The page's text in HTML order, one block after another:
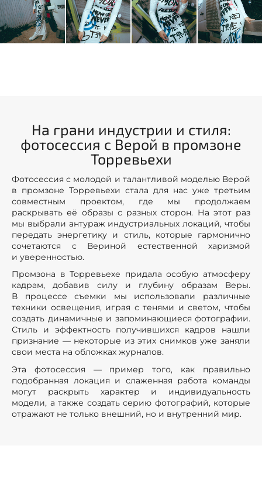
На грани индустрии и стиля:
фотосессия с Верой в промзоне
Торревьехи
Фотосессия с молодой и талантливой моделью Верой
в промзоне Торревьехи стала для нас уже третьим
совместным проектом, где мы продолжаем
раскрывать её образы с разных сторон. На этот раз
мы выбрали антураж индустриальных локаций, чтобы
передать энергетику и стиль, которые гармонично
сочетаются с Вериной естественной харизмой
и уверенностью.
Промзона в Торревьехе придала особую атмосферу
кадрам, добавив силу и глубину образам Веры.
В процессе съемки мы использовали различные
техники освещения, играя с тенями и светом, чтобы
создать динамичные и запоминающиеся фотографии.
Стиль и эффектность получившихся кадров нашли
признание — некоторые из этих снимков уже заняли
свои места на обложках журналов.
Эта фотосессия — пример того, как правильно
подобранная локация и слаженная работа команды
могут раскрыть характер и индивидуальность
модели, а также создать серию фотографий, которые
отражают не только внешний, но и внутренний мир.